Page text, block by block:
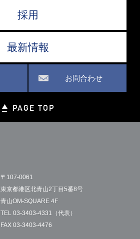
採用
最新情報
お問合わせ
PAGE TOP
〒107-0061
東京都港区北青山2丁目5番8号
青山OM-SQUARE 4F
TEL 03-3403-4331（代表）
FAX 03-3403-4476